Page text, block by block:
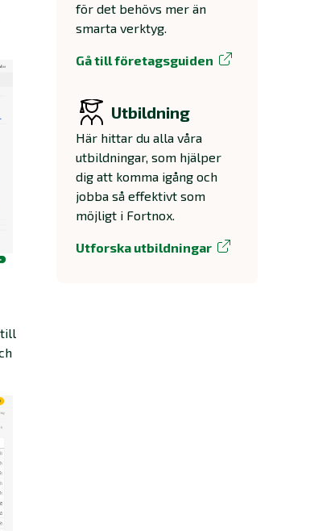
till
för det behövs mer än
smarta verktyg.
Gå till företagsguiden
Utbildning
Här hittar du alla våra
utbildningar, som hjälper
dig att komma igång och
jobba så effektivt som
möjligt i Fortnox.
Utforska utbildningar